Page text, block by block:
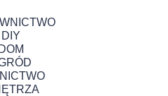
DIY
DOM